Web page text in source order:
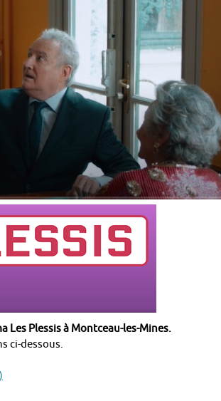
Les Plessis à Montceau-les-Mines.
ci-dessous.